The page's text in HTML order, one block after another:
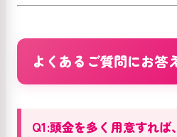
よくあるご質問にお答
Q1:頭金を多く用意すれ